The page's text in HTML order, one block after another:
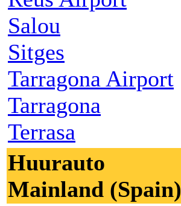
Salou
Sitges
Tarragona Airport
Tarragona
Terrasa
Huurauto
Mainland (Spain)